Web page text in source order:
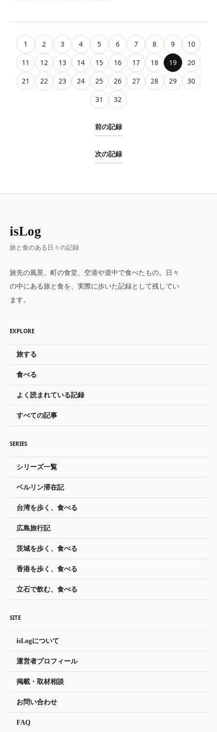
前の記録
1 2 3 4 5 6 7 8 9
10
11
12 13 14 15 16 17 18 19
20
21
22 23 24 25 26 27 28 29
30
31
32
次の記録
isLog
旅と食のある日々の記録
旅先の風景、町の食堂、空港や道中で食べたもの。日々
の中にある旅と食を、実際に歩いた記録として残してい
ます。
EXPLORE
旅する
食べる
よく読まれている記録
すべての記事
SERIES
シリーズ一覧
ベルリン滞在記
台湾を歩く、食べる
広島旅行記
茨城を歩く、食べる
香港を歩く、食べる
立石で飲む、食べる
SITE
isLogについて
運営者プロフィール
掲載・取材相談
お問い合わせ
FAQ